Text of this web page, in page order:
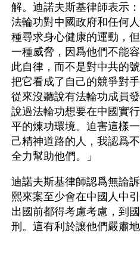
解。迪諾夫斯基律師表示
法輪功對中國政府和任何
種尋求身心健康的運動，
一種威脅，因爲他們不能
此自律，而不是對中共的
把它看成了自己的競爭對
從來沒聽說有法輪功成員
說過法輪功想要在中國實
平的煉功環境。迫害這樣
己精神道路的人，我認爲
全力幫助他們。」
迪諾夫斯基律師認爲無論
熙來案至少會在中國人中
出國前都得考慮考慮，到